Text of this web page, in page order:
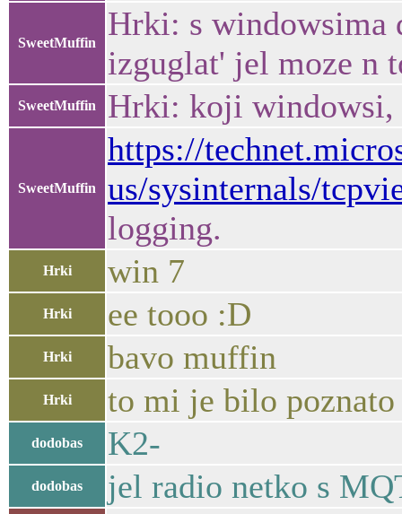
SweetMuffin
Hrki: s windowsima
izguglat' jel moze n
SweetMuffin Hrki: koji windowsi,
SweetMuffin
https://
us/sysinternals/
logging.
Hrki win 7
Hrki ee tooo :D
Hrki bavo muffin
Hrki to mi je bilo poznato
dodobas K2-
dodobas jel radio netko s